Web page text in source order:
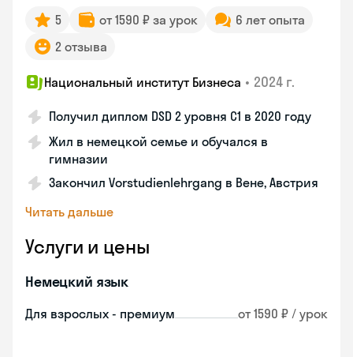
5 от 1590 ₽ за урок
6 лет опыта
2 отзыва
Национальный институт Бизнеса • 2024 г.
Получил диплом DSD 2 уровня С1 в 2020 году
Жил в немецкой семье и обучался в
гимназии
Закончил Vorstudienlehrgang в Вене, Австрия
Читать дальше
Услуги и цены
Немецкий язык
Для взрослых - премиум от 1590 ₽ / урок